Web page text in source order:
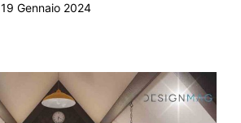
19 Gennaio 2024